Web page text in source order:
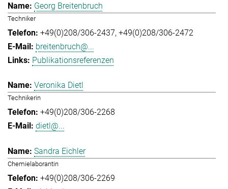
Georg Breitenbruch
Techniker
+49(0)208/306-2437 +49(0)208/306-2472
breitenbruch@...
Publikationsreferenzen
Veronika Dietl
Technikerin
+49(0)208/306-2268
dietl@...
Sandra Eichler
Chemielaborantin
+49(0)208/306-2269